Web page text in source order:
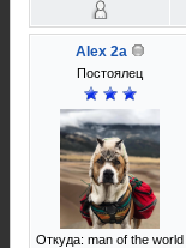
Alex 2a
Постоялец
Откуда: man of the world